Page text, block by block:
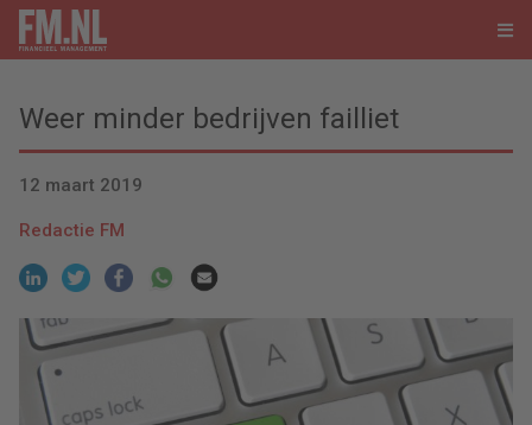
Weer minder bedrijven failliet
12 maart 2019
Redactie FM